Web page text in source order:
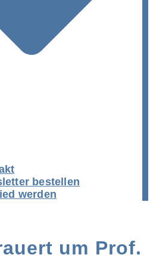
bestellen
werden
um Prof.